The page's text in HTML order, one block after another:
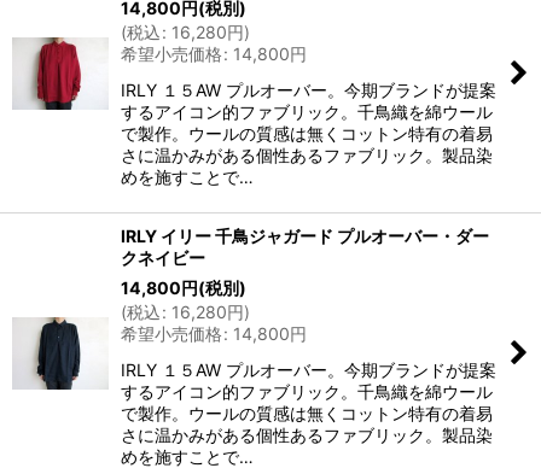
14,800円(税別)
(税込: 16,280円)
希望小売価格: 14,800円
IRLY １５AW プルオーバー。今期ブランドが提案
するアイコン的ファブリック。千鳥織を綿ウール
で製作。ウールの質感は無くコットン特有の着易
さに温かみがある個性あるファブリック。製品染
めを施すことで…
IRLY イリー 千鳥ジャガード プルオーバー・ダー
クネイビー
14,800円(税別)
(税込: 16,280円)
希望小売価格: 14,800円
IRLY １５AW プルオーバー。今期ブランドが提案
するアイコン的ファブリック。千鳥織を綿ウール
で製作。ウールの質感は無くコットン特有の着易
さに温かみがある個性あるファブリック。製品染
めを施すことで…